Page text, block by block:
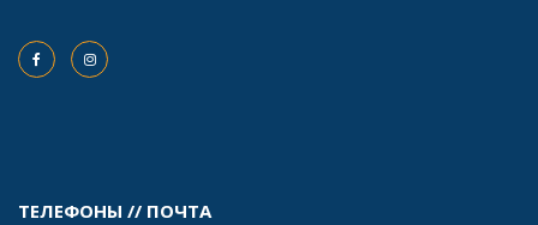
ТЕЛЕФОНЫ // ПОЧТА